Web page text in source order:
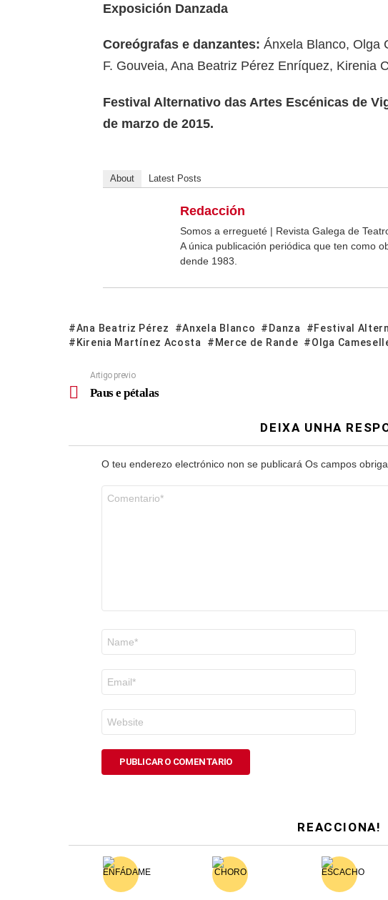
Exposición Danzada
Coreógrafas e danzantes: Ánxela Blanco, Olga
F. Gouveia, Ana Beatriz Pérez Enríquez, Kirenia
Festival Alternativo das Artes Escénicas de
de marzo de 2015.
About Latest Posts
Redacción
Somos a erregueté | Revista Galega de
A única publicación periódica que ten como
dende 1983.
Ana Beatriz Pérez Anxela Blanco Danza
Festival
Kirenia Martínez Acosta
Merce de Rande Olga
Artigo previo
Paus e pétalas
DEIXA UNHA
O teu enderezo electrónico non se publicará Os campos
electrónico
*
REACCIONA!